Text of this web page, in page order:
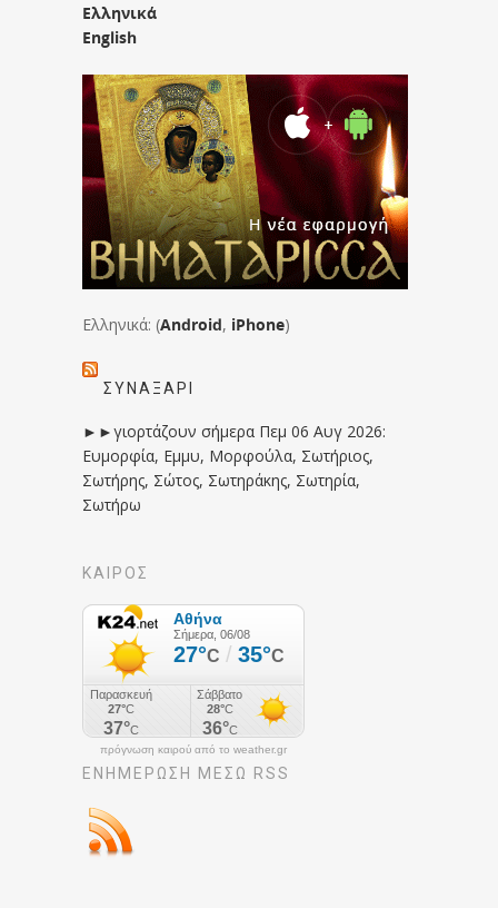
Ελληνικά
English
Ελληνικά: (Android, iPhone)
ΣΥΝΑΞΆΡΙ
►►γιορτάζουν σήμερα Πεμ 06 Αυγ 2026:
Ευμορφία, Εμμυ, Μορφούλα, Σωτήριος,
Σωτήρης, Σώτος, Σωτηράκης, Σωτηρία,
Σωτήρω
ΚΑΙΡΟΣ
πρόγνωση καιρού από το weather.gr
ΕΝΗΜΈΡΩΣΉ ΜΕΣΩ RSS